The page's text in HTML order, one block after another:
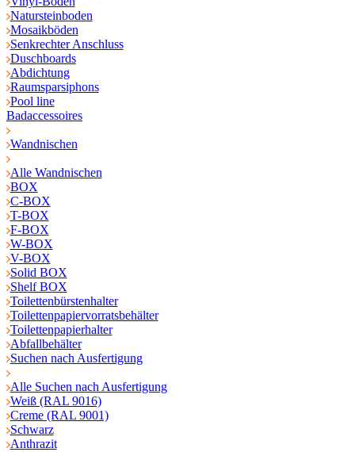
Natursteinboden
Mosaikböden
Senkrechter Anschluss
Duschboards
Abdichtung
Raumsparsiphons
Pool line
Badaccessoires
Wandnischen
Alle Wandnischen
BOX
C-BOX
T-BOX
F-BOX
W-BOX
V-BOX
Solid BOX
Shelf BOX
Toilettenbürstenhalter
Toilettenpapiervorratsbehälter
Toilettenpapierhalter
Abfallbehälter
Suchen nach Ausfertigung
Alle Suchen nach Ausfertigung
Weiß (RAL 9016)
Creme (RAL 9001)
Schwarz
Anthrazit